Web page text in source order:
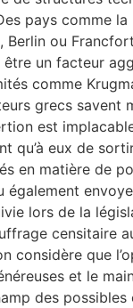
pays comme
Berlin ou
un facteur
comme
grecs savent
est
qu’à eux de
en matière
lors de la
censitaire
considère que
et le
des